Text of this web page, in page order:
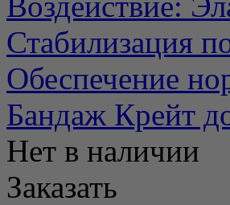
Стабилизация
Обеспечение
Бандаж Крейт
Нет в наличии
Заказать